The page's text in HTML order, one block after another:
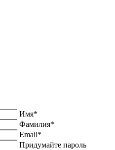
Имя*
Фамилия*
Email*
Придумайте пароль